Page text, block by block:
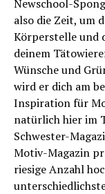
Newschool-
also die Zeit, um
Körperstelle und
deinem
Wünsche und
wird er dich am
Inspiration für
natürlich hier im
Schwester-
Motiv-Magazin
riesige Anzahl